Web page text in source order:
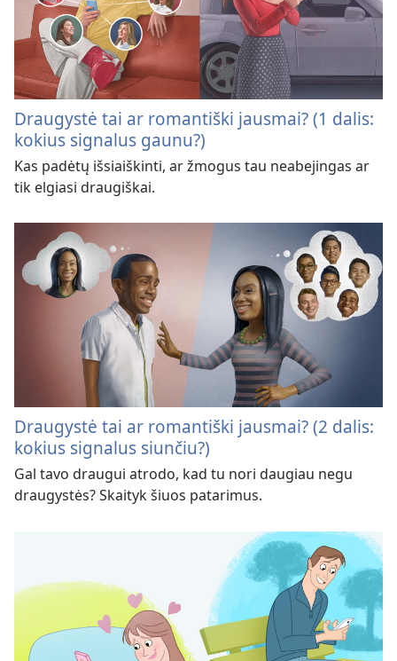
Draugystė tai ar romantiški jausmai? (1 dalis:
kokius signalus gaunu?)
Kas padėtų išsiaiškinti, ar žmogus tau neabejingas ar
tik elgiasi draugiškai.
Draugystė tai ar romantiški jausmai? (2 dalis:
kokius signalus siunčiu?)
Gal tavo draugui atrodo, kad tu nori daugiau negu
draugystės? Skaityk šiuos patarimus.